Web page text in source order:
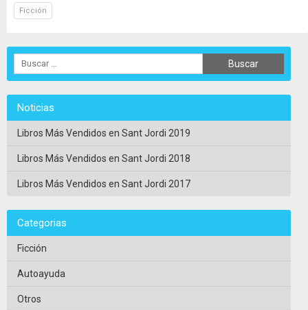
Ficción
Noticias
Libros Más Vendidos en Sant Jordi 2019
Libros Más Vendidos en Sant Jordi 2018
Libros Más Vendidos en Sant Jordi 2017
Categorias
Ficción
Autoayuda
Otros